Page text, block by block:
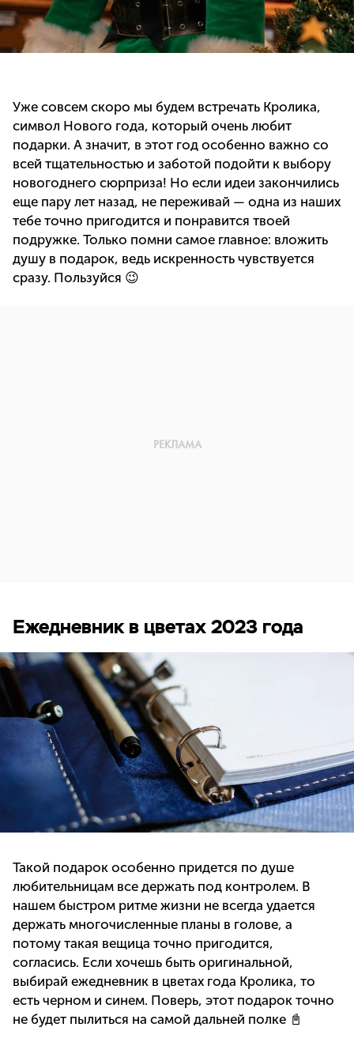
Уже совсем скоро мы будем встречать Кролика,
символ Нового года, который очень любит
подарки. А значит, в этот год особенно важно со
всей тщательностью и заботой подойти к выбору
новогоднего сюрприза! Но если идеи закончились
еще пару лет назад, не переживай — одна из наших
тебе точно пригодится и понравится твоей
подружке. Только помни самое главное: вложить
душу в подарок, ведь искренность чувствуется
сразу. Пользуйся 😉
Ежедневник в цветах 2023 года
Такой подарок особенно придется по душе
любительницам все держать под контролем. В
нашем быстром ритме жизни не всегда удается
держать многочисленные планы в голове, а
потому такая вещица точно пригодится,
согласись. Если хочешь быть оригинальной,
выбирай ежедневник в цветах года Кролика, то
есть черном и синем. Поверь, этот подарок точно
не будет пылиться на самой дальней полке 📓